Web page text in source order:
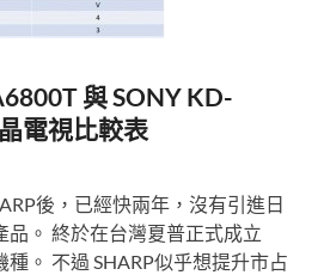
與 SONY KD-
電視比較表
後，已經快兩年，沒有引進日
品。 終於在台灣夏普正式成立
。 不過 SHARP似乎想提升市占